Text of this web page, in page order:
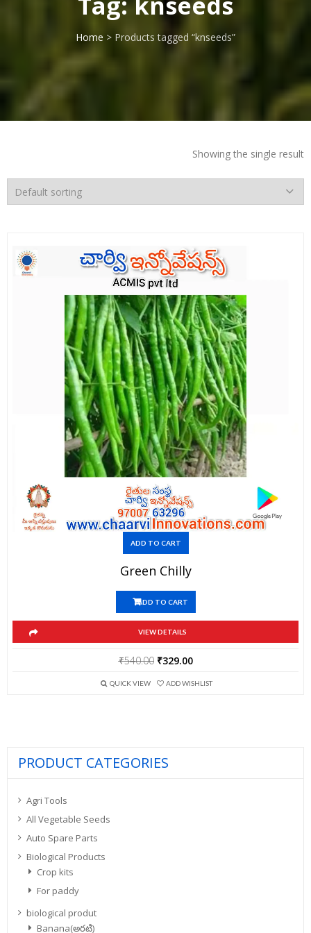
Home > Products tagged “knseeds”
Showing the single result
ADD TO CART
Green Chilly
ADD TO CART
VIEW DETAILS
₹540.00 Original
was:
₹329.00Current
is:
QUICK VIEW ADD WISHLIST
PRODUCT CATEGORIES
Agri Tools
All Vegetable Seeds
Auto Spare Parts
Biological Products
Crop kits
For paddy
biological produt
Banana(అరటి)